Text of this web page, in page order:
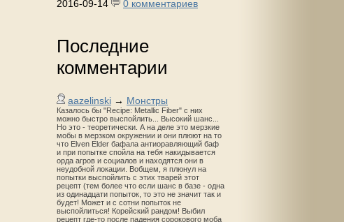
2016-09-14 0 комментариев
Последние
комментарии
aazelinski → Монстры
Казалось бы "Recipe: Metallic Fiber" с них
можно быстро выспойлить... Высокий шанс...
Но это - теоретически. А на деле это мерзкие
мобы в мерзком окружении и они плюют на то
что Elven Elder бафала антиоравляющий баф
и при попытке спойла на тебя накидывается
орда агров и социалов и находятся они в
неудобной локации. Вобщем, я плюнул на
попытки выспойлить с этих тварей этот
рецепт (тем более что если шанс в базе - одна
из одинадцати попыток, то это не значит так и
будет! Может и с сотни попыток не
выспойлиться! Корейский рандом! Выбил
рецепт где-то после падения сорокового моба